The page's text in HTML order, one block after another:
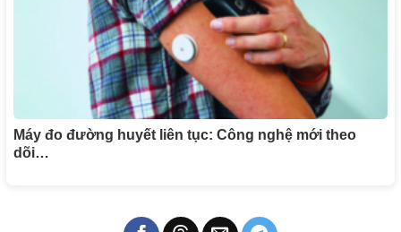
Máy đo đường huyết liên tục: Công nghệ mới theo
dõi…